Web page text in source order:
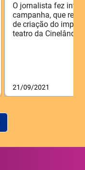
O jornalista fez
campanha, que
de criação do
teatro da Cinelândia.
21/09/2021